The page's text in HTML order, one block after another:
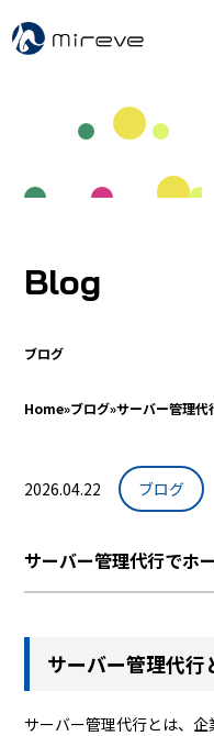
Blog
ブログ
Home»ブログ»サーバー管理代
2026.04.22 ブログ
サーバー管理代行でホ
サーバー管理代行
サーバー管理代行とは、